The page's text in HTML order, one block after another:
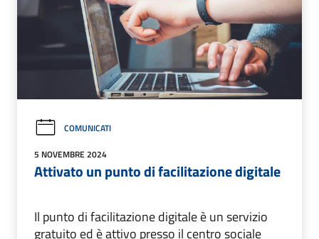
COMUNICATI
5 NOVEMBRE 2024
Attivato un punto di facilitazione digitale
Il punto di facilitazione digitale è un servizio
gratuito ed è attivo presso il centro sociale